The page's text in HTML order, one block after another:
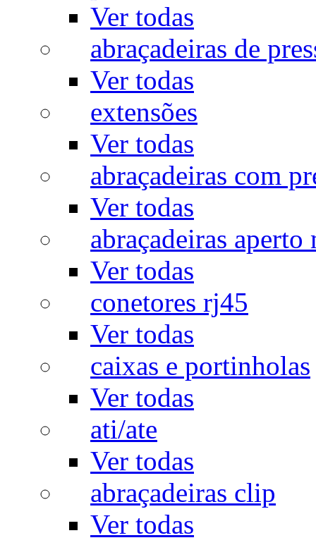
Ver todas
abraçadeiras de
Ver todas
extensões
Ver todas
abraçadeiras com
Ver todas
abraçadeiras aperto
Ver todas
conetores rj45
Ver todas
caixas e portinholas
Ver todas
ati/ate
Ver todas
abraçadeiras clip
Ver todas